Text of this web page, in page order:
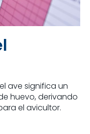
ave significa un
huevo, derivando
el avicultor.